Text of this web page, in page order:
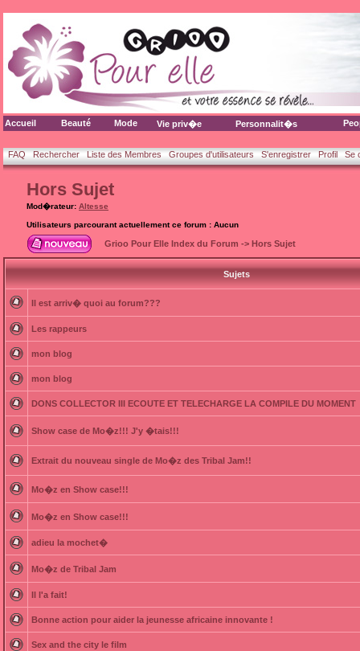
Accueil Beauté Mode Vie priv�e Personnalit�s
FAQ Rechercher Liste des Membres Groupes d'utilisateurs S'enregistrer Profil Se
Hors Sujet
Mod�rateur: Altesse
Utilisateurs parcourant actuellement ce forum : Aucun
Grioo Pour Elle Index du Forum -> Hors Sujet
Sujets
Il est arriv� quoi au forum???
Les rappeurs
mon blog
mon blog
DONS COLLECTOR III ECOUTE ET TELECHARGE LA COMPILE DU MOMENT
Show case de Mo�z!!! J'y �tais!!!
Extrait du nouveau single de Mo�z des Tribal Jam!!
Mo�z en Show case!!!
Mo�z en Show case!!!
adieu la mochet�
Mo�z de Tribal Jam
Il l'a fait!
Bonne action pour aider la jeunesse africaine innovante !
Sex and the city le film